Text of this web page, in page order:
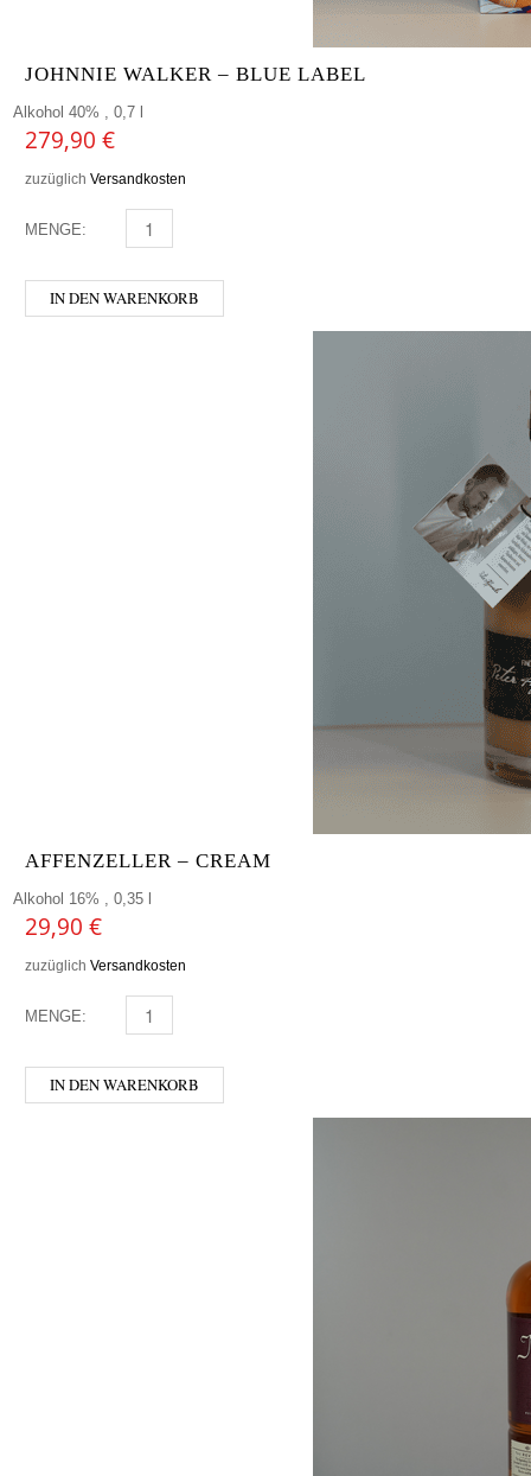
JOHNNIE WALKER – BLUE LABEL
Alkohol 40% , 0,7 l
279,90 €
zuzüglich Versandkosten
MENGE: JOHNNIE WALKER - BLUE LABEL MENGE
IN DEN WARENKORB
AFFENZELLER – CREAM
Alkohol 16% , 0,35 l
29,90 €
zuzüglich Versandkosten
MENGE: AFFENZELLER - CREAM MENGE
IN DEN WARENKORB